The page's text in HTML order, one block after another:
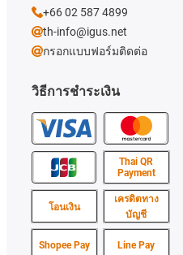
วิธีการชำระเงิน
Thai QR
Payment
โอนเงิน
เครดิตทาง
บัญชี
Shopee Pay Line Pay
+66 02 587 4899
th-info@igus.net
กรอกแบบฟอร์มติดต่อ